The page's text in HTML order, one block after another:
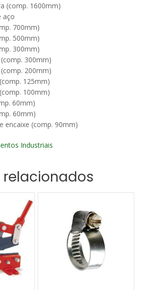
(comp. 1600mm)
aço
700mm)
500mm)
300mm)
300mm)
200mm)
125mm)
100mm)
60mm)
60mm)
encaixe (comp. 90mm)
Industriais
relacionados